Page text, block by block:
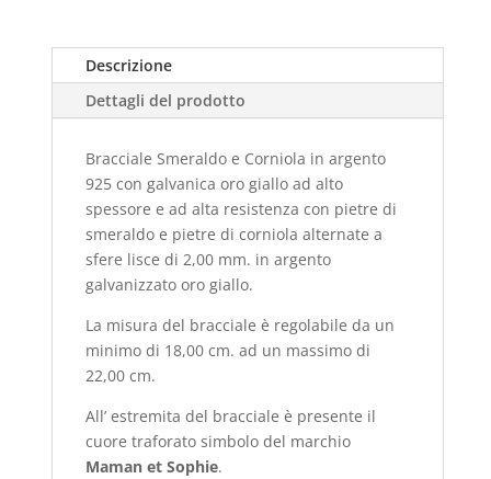
Descrizione
Dettagli del prodotto
Bracciale Smeraldo e Corniola in argento
925 con galvanica oro giallo ad alto
spessore e ad alta resistenza con pietre di
smeraldo e pietre di corniola alternate a
sfere lisce di 2,00 mm. in argento
galvanizzato oro giallo.
La misura del bracciale è regolabile da un
minimo di 18,00 cm. ad un massimo di
22,00 cm.
All’ estremita del bracciale è presente il
cuore traforato simbolo del marchio
Maman et Sophie.